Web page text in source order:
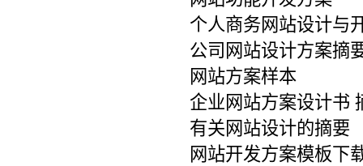
个人商务网站设计与
公司网站设计方案摘
网站方案样本
企业网站方案设计书
有关网站设计的摘要
网站开发方案模板下